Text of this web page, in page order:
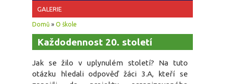
GALERIE
Jste zde
Domů » O škole
Každodennost 20. století
Jak se žilo v uplynulém století? Na tuto
otázku hledali odpověď žáci 3.A, kteří se